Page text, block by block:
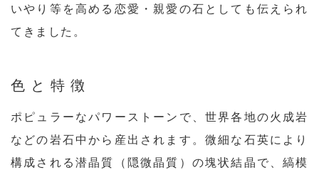
いやり等を高める恋愛・親愛の石としても伝えられ
てきました。
色と特徴
ポピュラーなパワーストーンで、世界各地の火成岩
などの岩石中から産出されます。微細な石英により
構成される潜晶質（隠微晶質）の塊状結晶で、縞模